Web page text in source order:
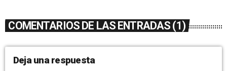
COMENTARIOS DE LAS ENTRADAS (1)
Deja una respuesta